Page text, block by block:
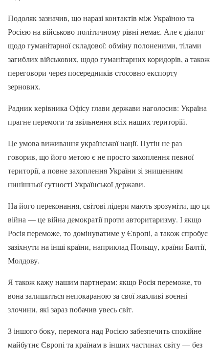
Подоляк зазначив, що наразі контактів між Україною та
Росією на військово-політичному рівні немає. Але є діалог
щодо гуманітарної складової: обміну полоненими, тілами
загиблих військових, щодо гуманітарних коридорів, а також
переговори через посередників стосовно експорту
зернових.
Радник керівника Офісу глави держави наголосив: Україна
прагне перемоги та звільнення всіх наших територій.
Це умова виживання української нації. Путін не раз
говорив, що його метою є не просто захоплення певної
території, а повне захоплення України зі знищенням
нинішньої сутності Української держави.
На його переконання, світові лідери мають зрозуміти, що ця
війна — це війна демократії проти авторитаризму. І якщо
Росія переможе, то домінуватиме у Європі, а також спробує
зазіхнути на інші країни, наприклад Польщу, країни Балтії,
Молдову.
Я також кажу нашим партнерам: якщо Росія переможе, то
вона залишиться непокараною за свої жахливі воєнні
злочини, які зараз побачив увесь світ.
З іншого боку, перемога над Росією забезпечить спокійне
майбутнє Європі та країнам в інших частинах світу — без